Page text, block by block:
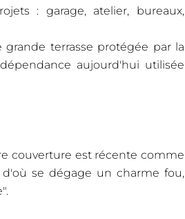
: garage, atelier, bureaux,
terrasse protégée par la
aujourd'hui utilisée
couverture est récente comme
se dégage un charme fou,